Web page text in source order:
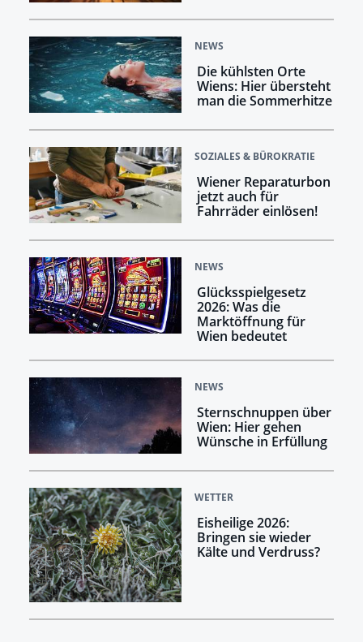
NEWS
Die kühlsten Orte
Wiens: Hier übersteht
man die Sommerhitze
SOZIALES & BÜROKRATIE
Wiener Reparaturbon
jetzt auch für
Fahrräder einlösen!
NEWS
Glücksspielgesetz
2026: Was die
Marktöffnung für
Wien bedeutet
NEWS
Sternschnuppen über
Wien: Hier gehen
Wünsche in Erfüllung
WETTER
Eisheilige 2026:
Bringen sie wieder
Kälte und Verdruss?